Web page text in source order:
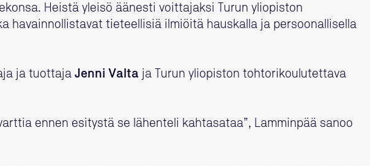
Heistä yleisö äänesti voittajaksi Turun yliopiston
havainnollistavat tieteellisiä ilmiöitä hauskalla ja persoonallisella
ja tuottaja Jenni Valta ja Turun yliopiston tohtorikoulutettava
ennen esitystä se lähenteli kahtasataa”, Lamminpää sanoo